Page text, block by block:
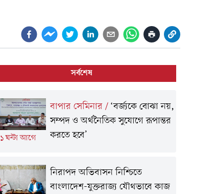
সর্বশেষ
১ ঘন্টা আগে
বাপার সেমিনার/ ‘বর্জ্যকে বোঝা নয়,
সম্পদ ও অর্থনৈতিক সুযোগে রূপান্তর
করতে হবে’
নিরাপদ অভিবাসন নিশ্চিতে
বাংলাদেশ-যুক্তরাজ্য যৌথভাবে কাজ